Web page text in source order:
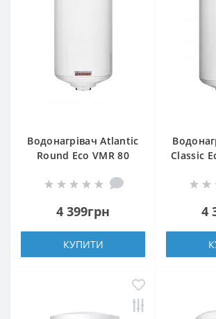
Водонагрівач Atlantic
Round Eco VMR 80
4 399грн
КУПИТИ
Classic
4